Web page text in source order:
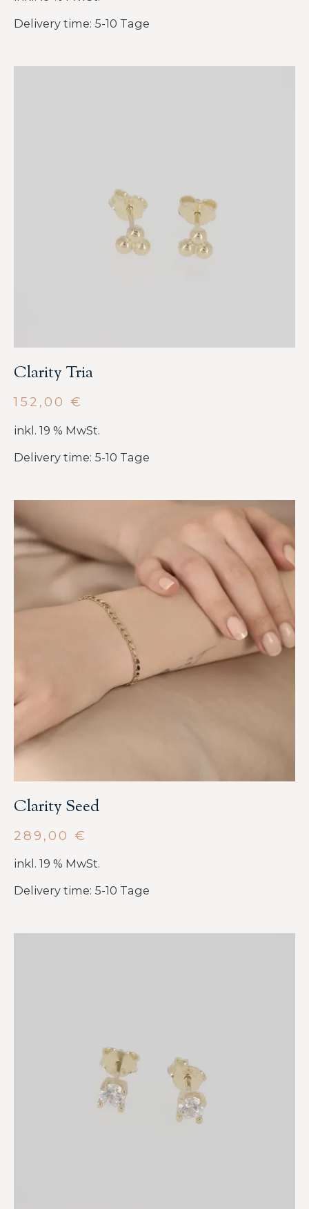
Delivery time: 5-10 Tage
Clarity Tria
152,00 €
inkl. 19 % MwSt.
Delivery time: 5-10 Tage
Clarity Seed
289,00 €
inkl. 19 % MwSt.
Delivery time: 5-10 Tage